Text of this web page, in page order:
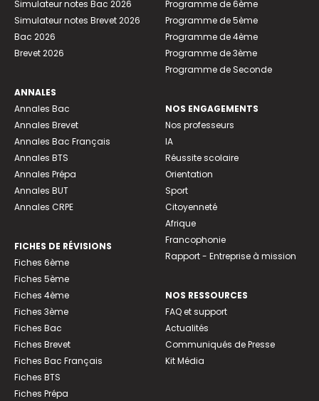
Simulateur notes Bac 2026
Simulateur notes Brevet 2026
Bac 2026
Brevet 2026
ANNALES
Annales Bac
Annales Brevet
Annales Bac Français
Annales BTS
Annales Prépa
Annales BUT
Annales CRPE
FICHES DE RÉVISIONS
Fiches 6ème
Fiches 5ème
Fiches 4ème
Fiches 3ème
Fiches Bac
Fiches Brevet
Fiches Bac Français
Fiches BTS
Fiches Prépa
Programme de 6ème
Programme de 5ème
Programme de 4ème
Programme de 3ème
Programme de Seconde
NOS ENGAGEMENTS
Nos professeurs
IA
Réussite scolaire
Orientation
Sport
Citoyenneté
Afrique
Francophonie
Rapport - Entreprise à mission
NOS RESSOURCES
FAQ et support
Actualités
Communiqués de Presse
Kit Média